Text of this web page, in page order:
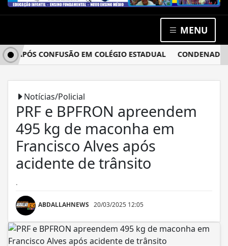
MENU
CONFUSÃO EM COLÉGIO ESTADUAL CONDENADO
Notícias/Policial
PRF e BPFRON apreendem
495 kg de maconha em
Francisco Alves após
acidente de trânsito
.
ABDALLAHNEWS 20/03/2025 12:05